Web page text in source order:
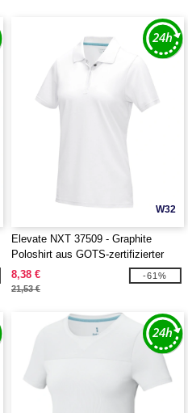
W32
Elevate NXT 37509 - Graphite
Poloshirt aus GOTS-zertifizierter
Bio-Baumwolle für Damen
8,38 €
21,53 €
-61%